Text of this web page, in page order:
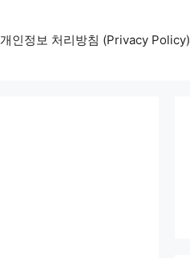
개인정보 처리방침 (Privacy Policy)